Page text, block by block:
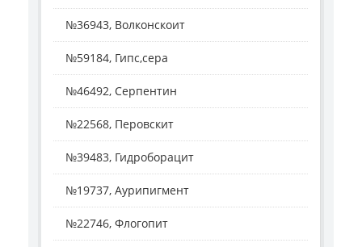
№36943, Волконскоит
№59184, Гипс,сера
№46492, Серпентин
№22568, Перовскит
№39483, Гидроборацит
№19737, Аурипигмент
№22746, Флогопит